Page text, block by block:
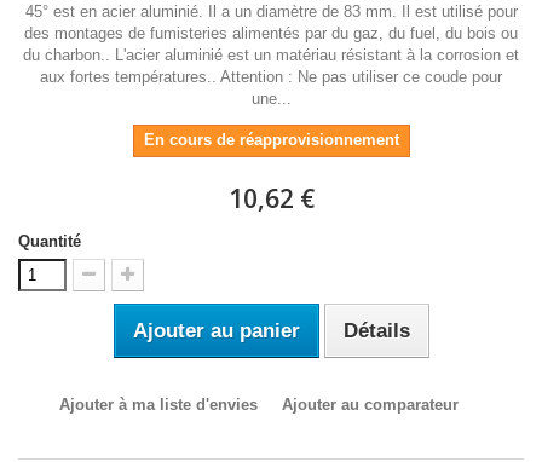
45° est en acier aluminié. Il a un diamètre de 83 mm. Il est utilisé pour
des montages de fumisteries alimentés par du gaz, du fuel, du bois ou
du charbon.. L'acier aluminié est un matériau résistant à la corrosion et
aux fortes températures.. Attention : Ne pas utiliser ce coude pour
une...
En cours de réapprovisionnement
10,62 €
Quantité
Ajouter au panier Détails
Ajouter à ma liste d'envies Ajouter au comparateur